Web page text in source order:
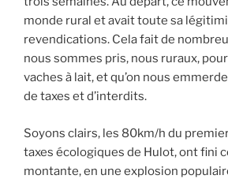
monde rural et avait toute sa
revendications. Cela fait de
nous sommes pris, nous ruraux,
vaches à lait, et qu’on nous
de taxes et d’interdits.
Soyons clairs, les 80km/h du
taxes écologiques de Hulot, ont fini
montante, en une explosion